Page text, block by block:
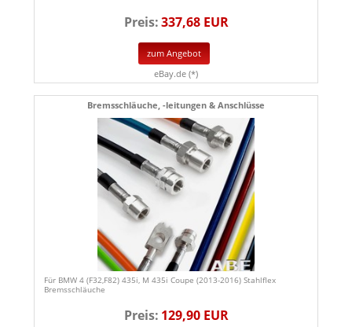
Preis:337,68 EUR
zum Angebot
eBay.de (*)
Bremsschläuche, -leitungen & Anschlüsse
Für BMW 4 (F32,F82) 435i, M 435i Coupe (2013-2016) Stahlflex
Bremsschläuche
Preis: 129,90 EUR